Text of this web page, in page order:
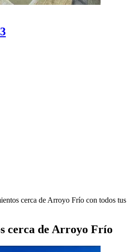
cerca de Arroyo Frío con todos tus
cerca de Arroyo Frío